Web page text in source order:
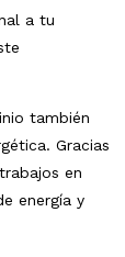
a tu
también
Gracias
en
energía y